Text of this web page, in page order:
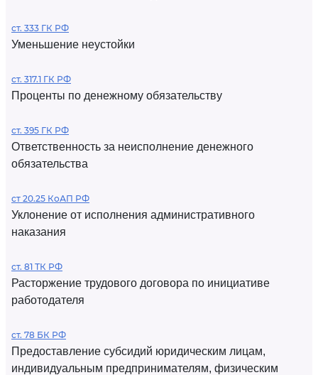
ст. 333 ГК РФ
Уменьшение неустойки
ст. 317.1 ГК РФ
Проценты по денежному обязательству
ст. 395 ГК РФ
Ответственность за неисполнение денежного
обязательства
ст 20.25 КоАП РФ
Уклонение от исполнения административного
наказания
ст. 81 ТК РФ
Расторжение трудового договора по инициативе
работодателя
ст. 78 БК РФ
Предоставление субсидий юридическим лицам,
индивидуальным предпринимателям, физическим